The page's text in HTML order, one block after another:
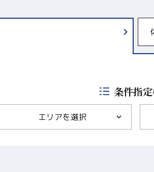
写
パ
運
条件指
エリアを選択